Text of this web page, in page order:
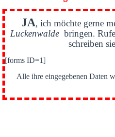
JA, ich möchte gerne
Luckenwaldebringen.
schreiben
[forms ID=1]
Alle ihre eingegebenen Daten